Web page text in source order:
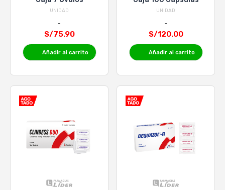
UNIDAD
S/75.90
Añadir al carrito
UNIDAD
S/120.00
Añadir al carrito